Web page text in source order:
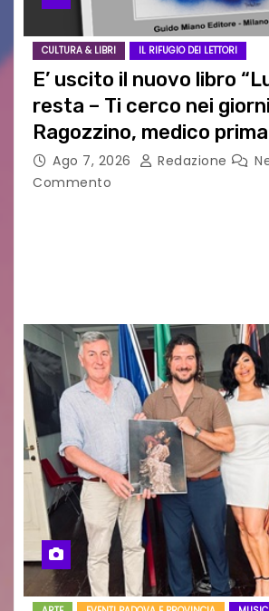
CULTURA & LIBRI IL RIFUGIO DEI LETTORI
E’ uscito il nuovo libro
resta – Ti cerco nei
Ragozzino, medico
Capua
Ago 7, 2026 Redazione
Commento